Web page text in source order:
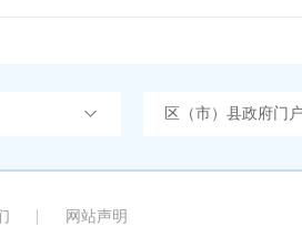
区（市）县政府门
网站声明